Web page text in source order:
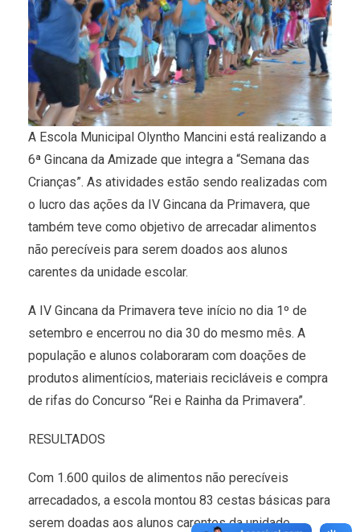
A Escola Municipal Olyntho Mancini está realizando a
6ª Gincana da Amizade que integra a “Semana das
Crianças”. As atividades estão sendo realizadas com
o lucro das ações da IV Gincana da Primavera, que
também teve como objetivo de arrecadar alimentos
não perecíveis para serem doados aos alunos
carentes da unidade escolar.
A IV Gincana da Primavera teve início no dia 1º de
setembro e encerrou no dia 30 do mesmo mês. A
população e alunos colaboraram com doações de
produtos alimentícios, materiais recicláveis e compra
de rifas do Concurso “Rei e Rainha da Primavera”.
RESULTADOS
Com 1.600 quilos de alimentos não perecíveis
arrecadados, a escola montou 83 cestas básicas para
serem doadas aos alunos carentes da unidade